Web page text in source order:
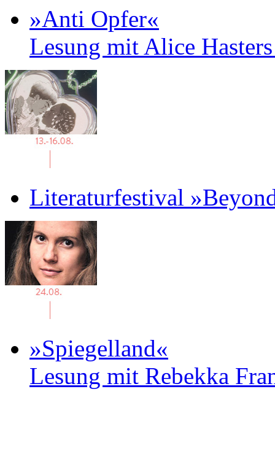
»Anti Opfer«
Lesung mit Alice
Literaturfestival
»Spiegelland«
Lesung mit Rebekka